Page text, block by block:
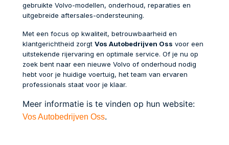
gebruikte Volvo-modellen, onderhoud, reparaties en
uitgebreide aftersales-ondersteuning.
Met een focus op kwaliteit, betrouwbaarheid en
klantgerichtheid zorgt Vos Autobedrijven Oss voor een
uitstekende rijervaring en optimale service. Of je nu op
zoek bent naar een nieuwe Volvo of onderhoud nodig
hebt voor je huidige voertuig, het team van ervaren
professionals staat voor je klaar.
Meer informatie is te vinden op hun website:
Vos Autobedrijven Oss.